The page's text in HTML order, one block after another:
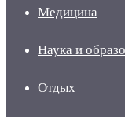
Медицина
Наука и
Отдых